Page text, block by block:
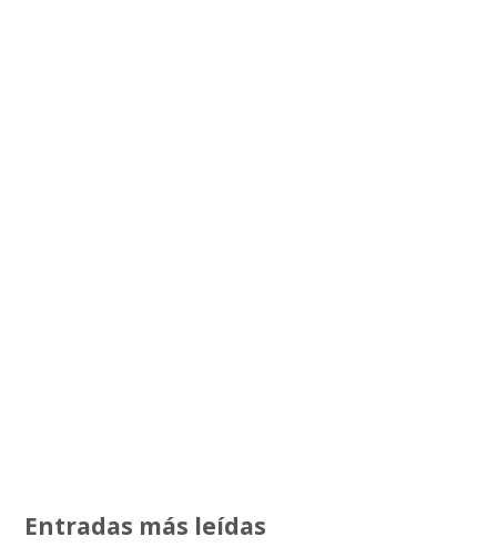
Entradas más leídas